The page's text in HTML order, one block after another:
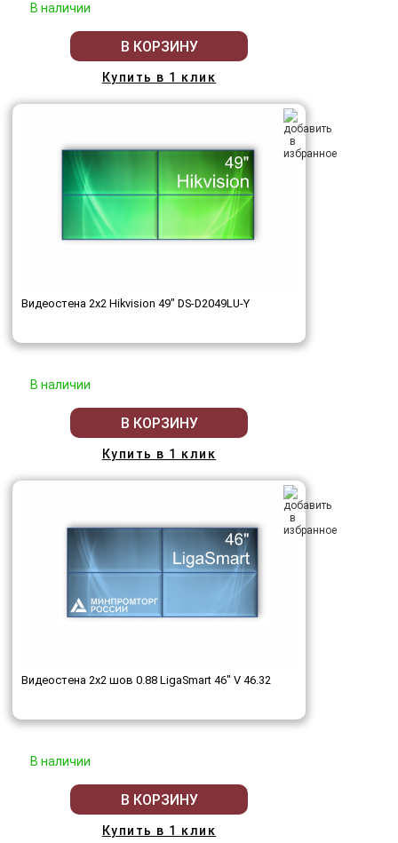
В наличии
В КОРЗИНУ
Купить в 1 клик
Видеостена 2x2 Hikvision 49" DS-D2049LU-Y
В наличии
В КОРЗИНУ
Купить в 1 клик
Видеостена 2x2 шов 0.88 LigaSmart 46" V 46.32
В наличии
В КОРЗИНУ
Купить в 1 клик